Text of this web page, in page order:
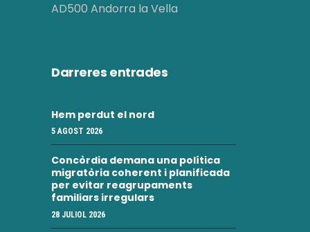
AD500 Andorra la Vella
Darreres entrades
Hem perdut el nord
5 AGOST 2026
Concòrdia demana una política
migratòria coherent i planificada
per evitar reagrupaments
familiars irregulars
28 JULIOL 2026